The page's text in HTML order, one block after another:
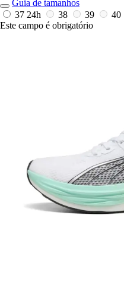
Guia de tamanhos
37 24h 38 39 40
Este campo é obrigatório